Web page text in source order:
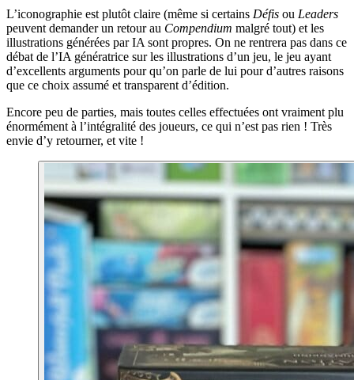
L’iconographie est plutôt claire (même si certains Défis ou Leaders
peuvent demander un retour au Compendium malgré tout) et les
illustrations générées par IA sont propres. On ne rentrera pas dans ce
débat de l’IA génératrice sur les illustrations d’un jeu, le jeu ayant
d’excellents arguments pour qu’on parle de lui pour d’autres raisons
que ce choix assumé et transparent d’édition.
Encore peu de parties, mais toutes celles effectuées ont vraiment plu
énormément à l’intégralité des joueurs, ce qui n’est pas rien ! Très
envie d’y retourner, et vite !